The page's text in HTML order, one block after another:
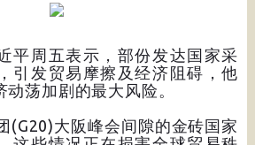
平周五表示，部份发达国家采
引发贸易摩擦及经济阻碍，他
荡加剧的最大风险。
(G20)大阪峰会间隙的金砖国家